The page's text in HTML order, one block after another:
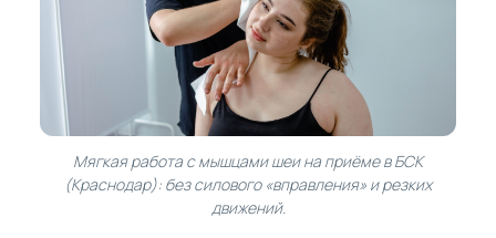
Мягкая работа с мышцами шеи на приёме в БСК
(Краснодар): без силового «вправления» и резких
движений.